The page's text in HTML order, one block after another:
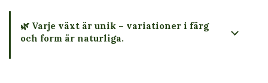
🌿 Varje växt är unik – variationer i färg
och form är naturliga.